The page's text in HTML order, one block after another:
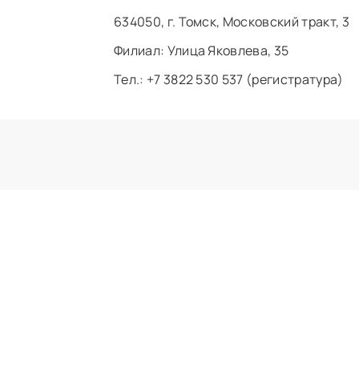
634050, г. Томск, Московский тракт, 3
Филиал: ​Улица Яковлева, 35
Тел.: +7 3822 530 537 (регистратура)